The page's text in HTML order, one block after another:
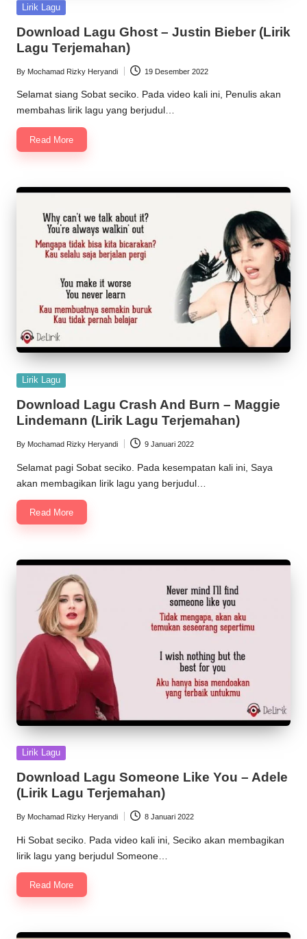
Posted
Lirik Lagu
Download Lagu Ghost – Justin Bieber (Lirik
Lagu Terjemahan)
Posted
by
By Mochamad Rizky Heryandi 19 Desember 2022
Selamat siang Sobat seciko. Pada video kali ini, Penulis akan
membahas lirik lagu yang berjudul…
Read More
Posted
Lirik Lagu
Download Lagu Crash And Burn – Maggie
Lindemann (Lirik Lagu Terjemahan)
Posted
by
By Mochamad Rizky Heryandi 9 Januari 2022
Selamat pagi Sobat seciko. Pada kesempatan kali ini, Saya
akan membagikan lirik lagu yang berjudul…
Read More
Posted
Lirik Lagu
Download Lagu Someone Like You – Adele
(Lirik Lagu Terjemahan)
Posted
by
By Mochamad Rizky Heryandi 8 Januari 2022
Hi Sobat seciko. Pada video kali ini, Seciko akan membagikan
lirik lagu yang berjudul Someone…
Read More